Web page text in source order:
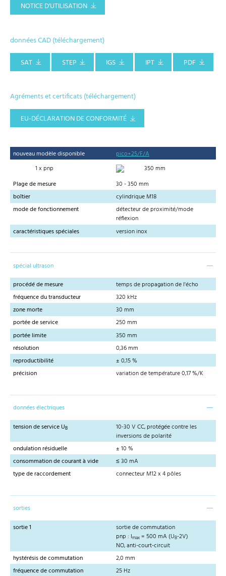
NOTICE D'UTILISATION
données CAD (téléchargement)
SAT
STEP IGS IPT PDF
Agréments et certificats (téléchargement)
EU-DÉCLARATION DE CONFORMITÉ
nouveau modèle disponible
pico+25/F/A
1 x pnp
350 mm
Plage de mesure
30 - 350 mm
boîtier
cylindrique M18
mode de fonctionnement
détecteur de proximité/mode
réflexion
caractéristiques spéciales
version inox
spécial ultrason
procédé de mesure
temps de propagation de l'écho
fréquence du transducteur
320 kHz
zone morte
30 mm
portée de service
250 mm
portée limite
350 mm
résolution
0,36 mm
reproductibilité
± 0,15 %
précision
variation de température 0,17 %/K
données électriques
tension de service UB
10-30 V CC, protégée contre les
inversions de polarité
ondulation résiduelle
± 10 %
consommation de courant à vide
≤ 30 mA
type de raccordement
connecteur M12 x 4 pôles
sorties
sortie 1
sortie de commutation
pnp : Imax = 500 mA (UB-2V)
NO, anti-court-circuit
hystérésis de commutation
2,0 mm
fréquence de commutation
25 Hz